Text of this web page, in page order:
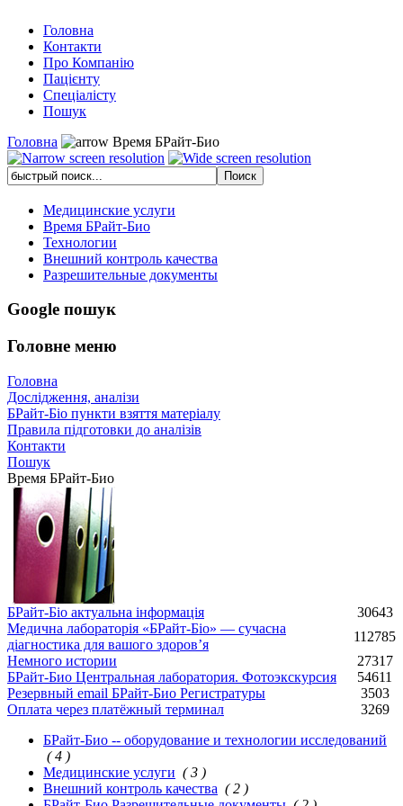
Головна
Контакти
Про Компанію
Пацієнту
Спеціалісту
Пошук
Головна
Время БРайт-Био
Медицинские услуги
Время БРайт-Био
Технологии
Внешний контроль качества
Разрешительные документы
Google пошук
Головне меню
Головна
Дослідження, аналізи
БРайт-Біо пункти взяття матеріалу
Правила підготовки до аналізів
Контакти
Пошук
Время БРайт-Био
БРайт-Біо актуальна інформація
30643
Медична лабораторія «БРайт-Біо» — сучасна
діагностика для вашого здоров’я
112785
Немного истории
27317
БРайт-Био Центральная лаборатория. Фотоэкскурсия
54611
Резервный email БРайт-Био Регистратуры
3503
Оплата через платёжный терминал
3269
БРайт-Био -- оборудование и технологии исследований
( 4 )
Медицинские услуги ( 3 )
Внешний контроль качества ( 2 )